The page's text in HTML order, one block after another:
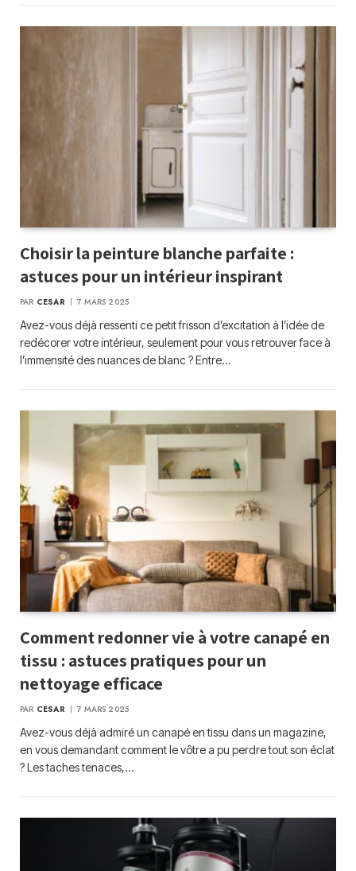
Choisir la peinture blanche parfaite :
astuces pour un intérieur inspirant
PAR CESAR 7 MARS 2025
Avez-vous déjà ressenti ce petit frisson d’excitation à l’idée de
redécorer votre intérieur, seulement pour vous retrouver face à
l’immensité des nuances de blanc ? Entre…
Comment redonner vie à votre canapé en
tissu : astuces pratiques pour un
nettoyage efficace
PAR CESAR 7 MARS 2025
Avez-vous déjà admiré un canapé en tissu dans un magazine,
en vous demandant comment le vôtre a pu perdre tout son éclat
? Les taches tenaces,…